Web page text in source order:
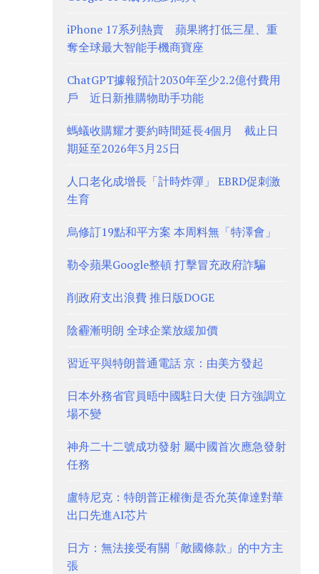
iPhone 17系列熱賣 蘋果將打低三星、重
奪全球最大智能手機商寶座
ChatGPT據報預計2030年至少2.2億付費用
戶 近日新推購物助手功能
螞蟻收購耀才要約時間延長4個月 截止日
期延至2026年3月25日
人口老化成增長「計時炸彈」 EBRD促刺激
生育
烏修訂19點和平方案 本周料無「特澤會」
勒令蘋果Google整頓 打擊冒充政府詐騙
削政府支出浪費 推日版DOGE
陰霾漸明朗 全球企業放緩加價
習近平與特朗普通電話 京：由美方發起
日本外務省官員晤中國駐日大使 日方強調立
場不變
神舟二十二號成功發射 屬中國首次應急發射
任務
盧特尼克：特朗普正權衡是否允英偉達對華
出口先進AI芯片
日方：無法接受有關「敵國條款」的中方主
張